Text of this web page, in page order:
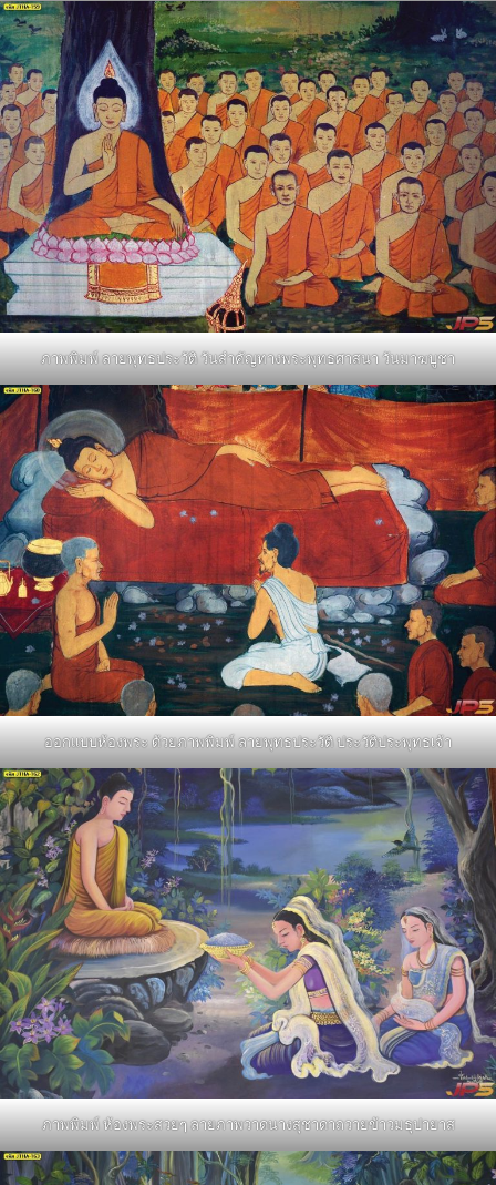
ภาพพิมพ์ ลายพุทธประวัติ วันสำคัญทางพระพุทธศาสนา วันมาฆบูชา
ออกแบบห้องพระ ด้วยภาพพิมพ์ ลายพุทธประวัติ ประวัติประพุทธเจ้า
ภาพพิมพ์ ห้องพระสวยๆ ลายภาพวาดนางสุชาดาถวายข้าวมธุปายาส